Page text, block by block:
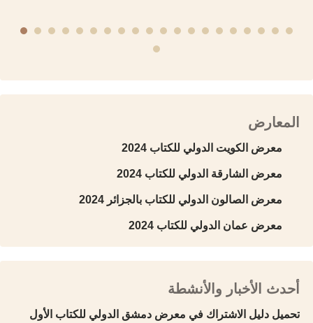
المعارض
معرض الكويت الدولي للكتاب 2024
معرض الشارقة الدولي للكتاب 2024
معرض الصالون الدولي للكتاب بالجزائر 2024
معرض عمان الدولي للكتاب 2024
أحدث الأخبار والأنشطة
تحميل دليل الاشتراك في معرض دمشق الدولي للكتاب الأول